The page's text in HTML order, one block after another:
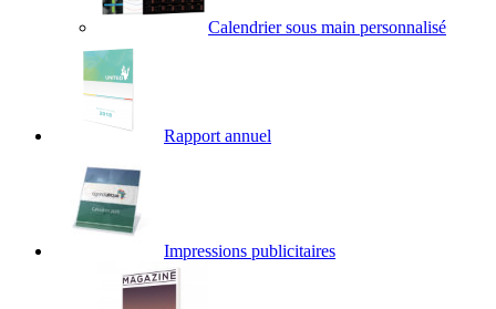
Calendrier sous main personnalisé
Rapport annuel
Impressions publicitaires